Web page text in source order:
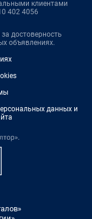
клиентами
402 4056
достоверность
объявлениях.
данных и